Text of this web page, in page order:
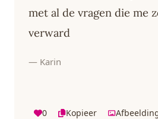
met al de vragen die me
verward
— Karin
0 Kopieer